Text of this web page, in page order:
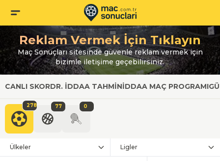
Reklam Vermek İçin Tıklayın
Maç Sonuçları sitesinde güvenle reklam vermek için
bizimle iletişime geçebilirsiniz.
CANLI SKORDR. İDDAA TAHMINİDDAA MAÇ PROGRAMI
278 77 0
Ülkeler Ligler